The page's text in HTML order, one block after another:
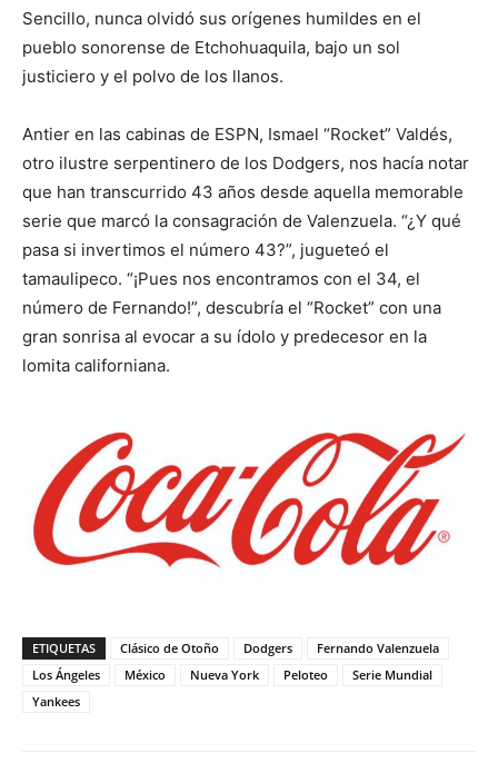
Sencillo, nunca olvidó sus orígenes humildes en el
pueblo sonorense de Etchohuaquila, bajo un sol
justiciero y el polvo de los llanos.
Antier en las cabinas de ESPN, Ismael “Rocket” Valdés,
otro ilustre serpentinero de los Dodgers, nos hacía notar
que han transcurrido 43 años desde aquella memorable
serie que marcó la consagración de Valenzuela. “¿Y qué
pasa si invertimos el número 43?”, jugueteó el
tamaulipeco. “¡Pues nos encontramos con el 34, el
número de Fernando!”, descubría el “Rocket” con una
gran sonrisa al evocar a su ídolo y predecesor en la
lomita californiana.
ETIQUETAS Clásico de Otoño Dodgers
Fernando Valenzuela
Los Ángeles
México Nueva York Peloteo
Serie Mundial
Yankees